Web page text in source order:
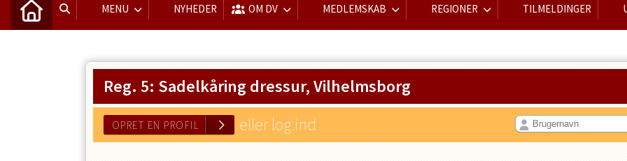
MENU NYHEDER OM DV MEDLEMSKAB REGIONER TILMELDINGER
Reg. 5: Sadelkåring dressur, Vilhelmsborg
eller log ind